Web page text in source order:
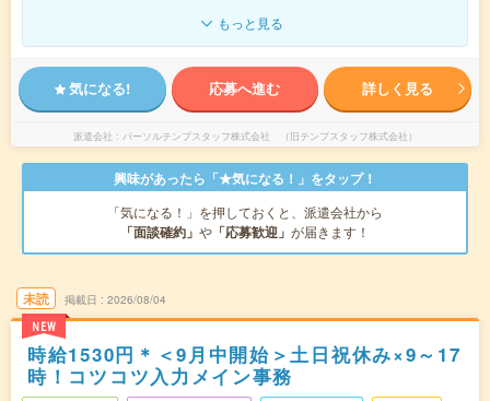
もっと見る
気になる! 応募へ進む 詳しく見る
派遣会社 パーソルテンプスタッフ株式会社 （旧テンプスタッフ株式会社）
興味があったら「★気になる！」をタップ！
「気になる！」を押しておくと、派遣会社から
「面談確約」 や 「応募歓迎」 が届きます！
未読
NEW
掲載日 2026/08/04
時給1530円＊＜9月中開始＞土日祝休み×9～17
時！コツコツ入力メイン事務